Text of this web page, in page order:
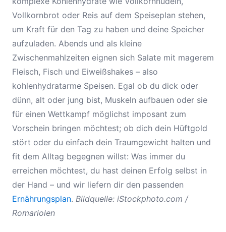
Vollkornbrot oder Reis auf dem Speiseplan stehen,
um Kraft für den Tag zu haben und deine Speicher
aufzuladen. Abends und als kleine
Zwischenmahlzeiten eignen sich Salate mit magerem
Fleisch, Fisch und Eiweißshakes – also
kohlenhydratarme Speisen. Egal ob du dick oder
dünn, alt oder jung bist, Muskeln aufbauen oder sie
für einen Wettkampf möglichst imposant zum
Vorschein bringen möchtest; ob dich dein Hüftgold
stört oder du einfach dein Traumgewicht halten und
fit dem Alltag begegnen willst: Was immer du
erreichen möchtest, du hast deinen Erfolg selbst in
der Hand – und wir liefern dir den passenden
Ernährungsplan. Bildquelle: iStockphoto.com /
Romariolen